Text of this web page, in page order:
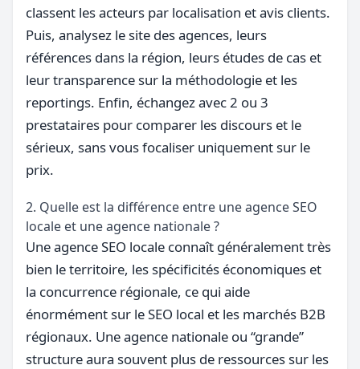
classent les acteurs par localisation et avis clients.
Puis, analysez le site des agences, leurs
références dans la région, leurs études de cas et
leur transparence sur la méthodologie et les
reportings. Enfin, échangez avec 2 ou 3
prestataires pour comparer les discours et le
sérieux, sans vous focaliser uniquement sur le
prix.
2. Quelle est la différence entre une agence SEO
locale et une agence nationale ?
Une agence SEO locale connaît généralement très
bien le territoire, les spécificités économiques et
la concurrence régionale, ce qui aide
énormément sur le SEO local et les marchés B2B
régionaux. Une agence nationale ou “grande”
structure aura souvent plus de ressources sur les